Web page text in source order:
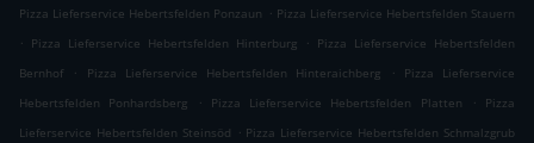
Pizza Lieferservice Hebertsfelden Ponzaun . Pizza Lieferservice Hebertsfelden Stauern
. Pizza Lieferservice Hebertsfelden Hinterburg . Pizza Lieferservice Hebertsfelden
Bernhof
. Pizza Lieferservice Hebertsfelden Hinteraichberg .
Pizza Lieferservice
Hebertsfelden Ponhardsberg
. Pizza Lieferservice Hebertsfelden Platten .
Pizza
Lieferservice Hebertsfelden Steinsöd . Pizza Lieferservice Hebertsfelden Schmalzgrub